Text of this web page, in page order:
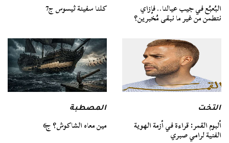
البُعبُع في جيب عيالنا.. فإزاي
نتطمن من غير ما نبقى مُخبرين؟
كلنا سفينة ثيسوس ج7
التخت
ألبوم القمر: قراءة في أزمة الهوية
الفنية لرامي صبري
المصطبة
مين معاه الشاكوش؟ ج6